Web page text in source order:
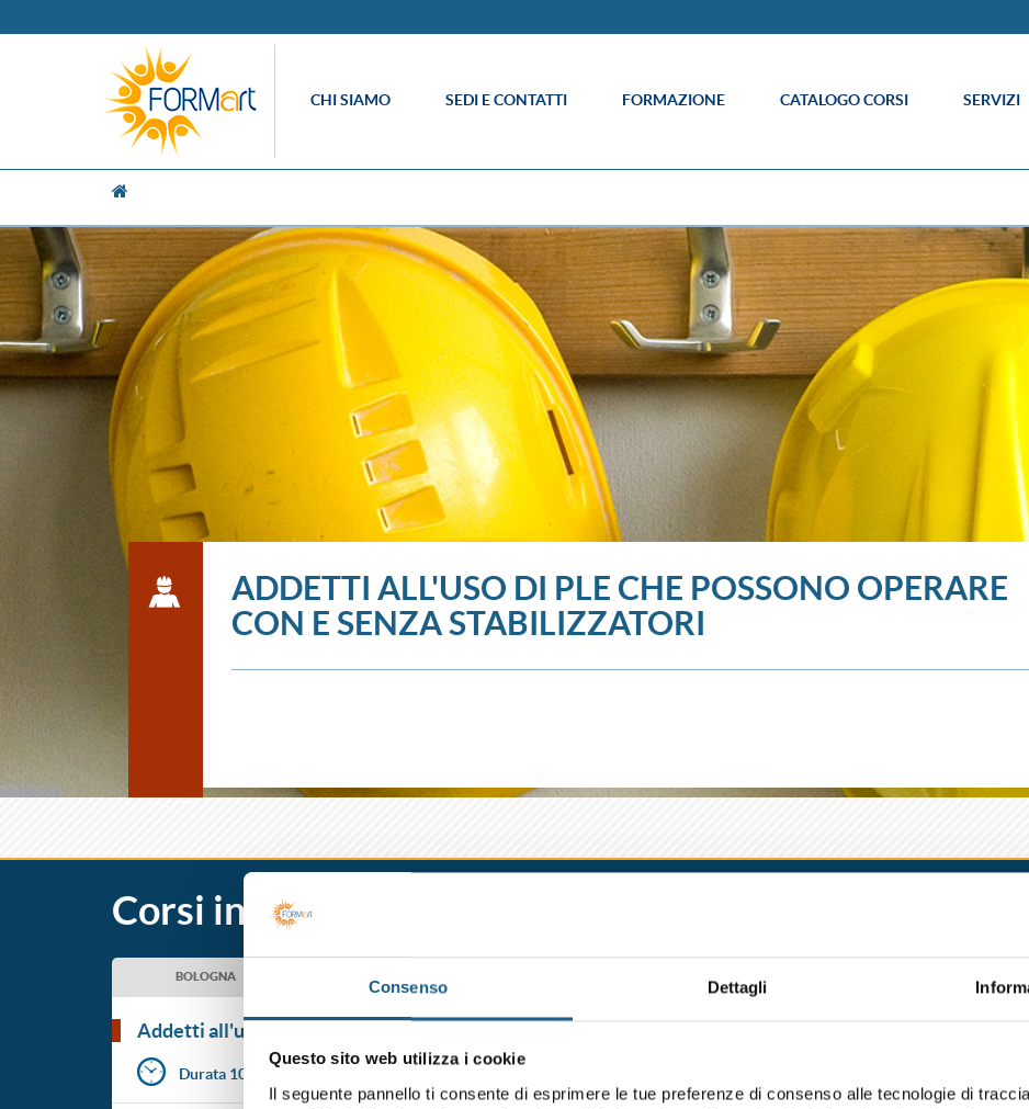
Consenso Dettagli
Questo sito web utilizza i cookie
Il seguente pannello ti consente di esprimere le tue preferenze di consenso alle tecnologie di
CHI SIAMO SEDI E CONTATTI FORMAZIONE CATALOGO CORSI SERVIZI
ADDETTI ALL'USO DI PLE CHE POSSONO OPERARE
CON E SENZA STABILIZZATORI
Corsi in partenza
BOLOGNA
addetti all'uso di ple che possono operare con e senza stabilizzatori
Durata 10 ore